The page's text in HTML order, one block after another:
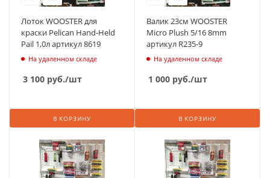
Лоток WOOSTER для
краски Pelican Hand-Held
Pail 1,0л артикул 8619
На удаленном складе
3 100 руб./шт
В КОРЗИНУ
Валик 23см WOOSTER
Micro Plush 5/16 8mm
артикул R235-9
На удаленном складе
1 000 руб./шт
В КОРЗИНУ